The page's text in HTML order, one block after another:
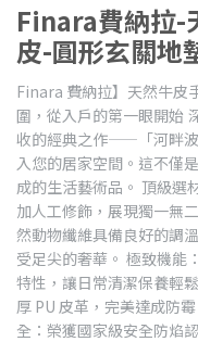
Finara費納拉-
皮-圓形玄關地
Finara 費納拉】天然牛皮
圍，從入戶的第一眼開始
收的經典之作——「河畔
入您的居家空間。這不僅
成的生活藝術品。 頂級選
加人工修飾，展現獨一無
然動物纖維具備良好的調
受足尖的奢華。 極致機能
特性，讓日常清潔保養輕
厚 PU 皮革，完美達成防
全：榮獲國家級安全防焰